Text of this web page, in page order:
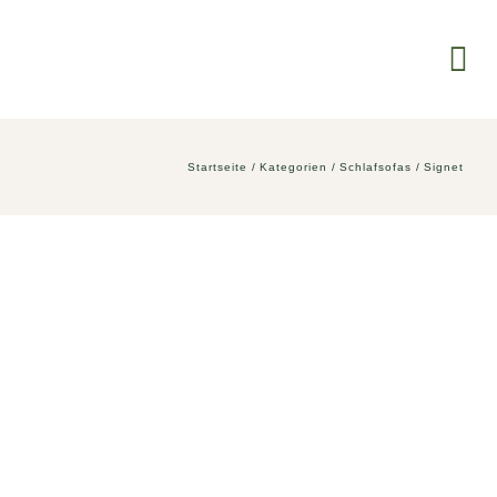
Startseite Kategorien Schlafsofas Signet